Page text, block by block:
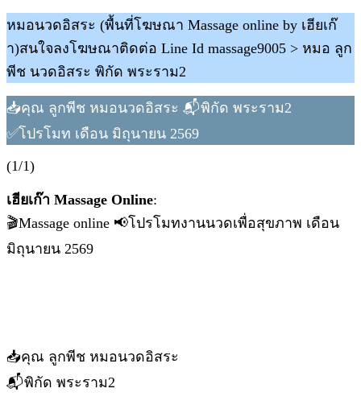
หมอนวดอิสระ (พื้นที่โฆษณา Massage online by เฮียเก๊
า)สนใจลงโฆษณาติดต่อ Line Id massage9005 > หมอ ลูก
พีช นวดอิสระ พิกัด พระราม2
📥คุณ ลูกพีช หมอนวดอิสระ 📬พิกัด พระราม2
✅โปรโมท เดือน มิถุนายน 2569
(1/1)
เฮียเก๊า Massage Online:
🎬Massage online 📢โปรโมทงานนวดเพื่อสุขภาพ เดือน
มิถุนายน 2569
📥คุณ ลูกพีช หมอนวดอิสระ
📬พิกัด พระราม2